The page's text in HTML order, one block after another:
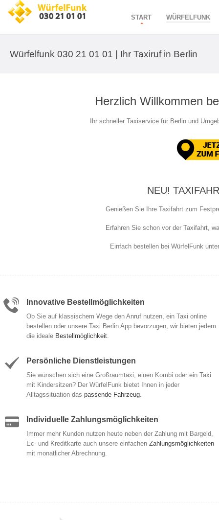
START WÜRFELFUNK
Würfelfunk 030 21 01 01 | Ihr Taxiruf in Berlin
Herzlich Willkommen
Ihr schneller Taxiservice für Berlin und
NEU!
Genießen Sie Ihre Taxifahrt zum
Erfahren Sie schon vor der Taxifahrt,
Einfach bestellen bei WürfelFunk
Innovative Bestellmöglichkeiten
Ob Sie auf klassischem Wege den Anruf nutzen, ein Taxi online
bestellen oder unsere Taxi Berlin App bevorzugen, wir bieten jedem
die ideale Bestellmöglichkeit.
Persönliche Dienstleistungen
Sie wünschen sich eine Großraumtaxi, einen Kombi oder ein Taxi
mit Kindersitzen? Der WürfelFunk bietet Ihnen in jeder
Alltagssituation das passende Fahrzeug.
Individuelle Zahlungsmöglichkeiten
Immer mehr Kunden nutzen heute neben der Zahlung mit Bargeld,
Ec- und Kreditkarte auch unsere einfachen Zahlungsmöglichkeiten
mit monatlicher Abrechnung.